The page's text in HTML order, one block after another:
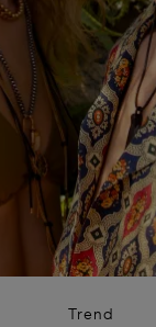
Trend